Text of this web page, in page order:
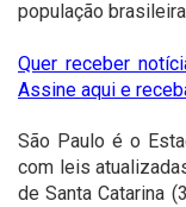
população
Quer receber
Assine aqui e
São Paulo é o
com leis
de Santa Catarina